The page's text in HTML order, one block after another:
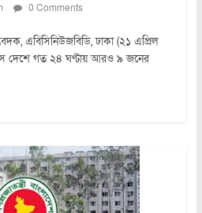
0 Comments
এবিসিনিউজবিডি, ঢাকা (২১ এপ্রিল
দেশে গত ২৪ ঘণ্টায় আরও ৯ জনের